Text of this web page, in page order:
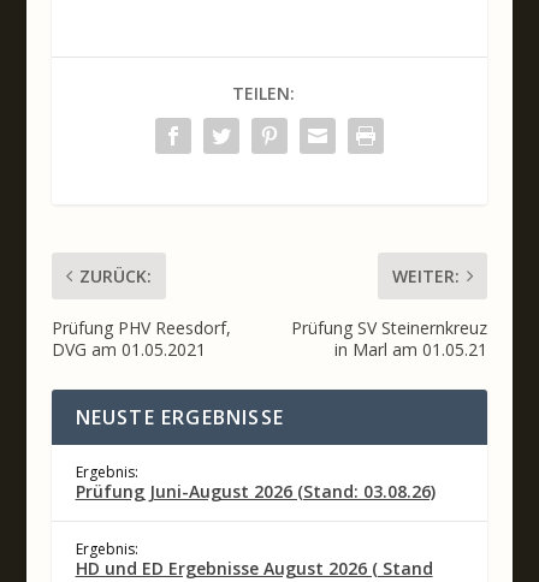
TEILEN:
ZURÜCK:
Prüfung PHV Reesdorf,
DVG am 01.05.2021
WEITER:
Prüfung SV Steinernkreuz
in Marl am 01.05.21
NEUSTE ERGEBNISSE
Ergebnis:
Prüfung Juni-August 2026 (Stand: 03.08.26)
Ergebnis:
HD und ED Ergebnisse August 2026 ( Stand